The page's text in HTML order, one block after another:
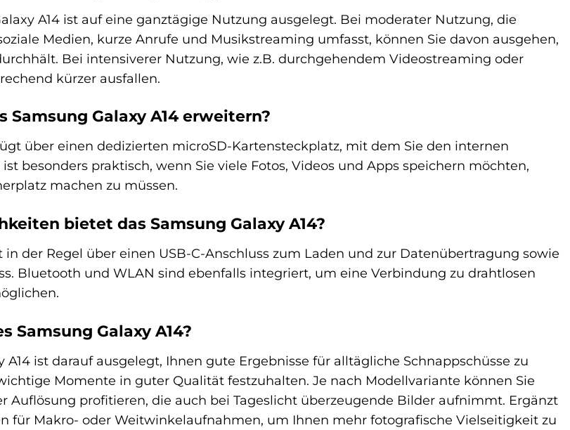
A14 ist auf eine ganztägige Nutzung ausgelegt. Bei moderater Nutzung, die
Medien, kurze Anrufe und Musikstreaming umfasst, können Sie davon ausgehen,
Bei intensiverer Nutzung, wie z.B. durchgehendem Videostreaming oder
kürzer ausfallen.
Samsung Galaxy A14 erweitern?
über einen dedizierten microSD-Kartensteckplatz, mit dem Sie den internen
besonders praktisch, wenn Sie viele Fotos, Videos und Apps speichern möchten,
machen zu müssen.
bietet das Samsung Galaxy A14?
in der Regel über einen USB-C-Anschluss zum Laden und zur Datenübertragung sowie
Bluetooth und WLAN sind ebenfalls integriert, um eine Verbindung zu drahtlosen
Samsung Galaxy A14?
A14 ist darauf ausgelegt, Ihnen gute Ergebnisse für alltägliche Schnappschüsse zu
Momente in guter Qualität festzuhalten. Je nach Modellvariante können Sie
Auflösung profitieren, die auch bei Tageslicht überzeugende Bilder aufnimmt. Ergänzt
für Makro- oder Weitwinkelaufnahmen, um Ihnen mehr fotografische Vielseitigkeit zu